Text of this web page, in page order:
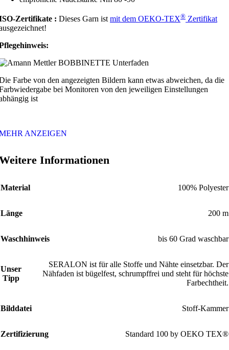
Zertifikate : Dieses Garn ist mit dem OEKO-TEX® Zertifikat
Farbe von den angezeigten Bildern kann etwas abweichen, da die
bei Monitoren von den jeweiligen Einstellungen
ist
ANZEIGEN
Informationen
Material 100% Polyester
Länge 200 m
Waschhinweis bis 60 Grad waschbar
Unser
Tipp
SERALON ist für alle Stoffe und Nähte einsetzbar. Der
Nähfaden ist bügelfest, schrumpffrei und steht für höchste
Farbechtheit.
Bilddatei Stoff-Kammer
Zertifizierung Standard 100 by OEKO TEX®